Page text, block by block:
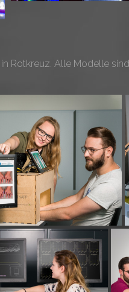
Rotkreuz. Alle Modelle